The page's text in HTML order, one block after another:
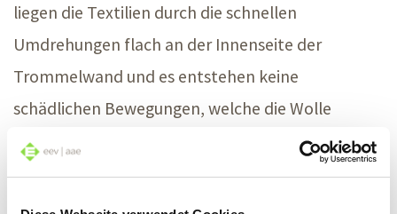
liegen die Textilien durch die schnellen
Umdrehungen flach an der Innenseite der
Trommelwand und es entstehen keine
schädlichen Bewegungen, welche die Wolle
schrumpfen oder verfilzen lassen. Trotzdem gilt
natürlich auch hier: Immer das Pflegeetikett
beachten. Und auf keinen Fall sollten Sie die Wolle